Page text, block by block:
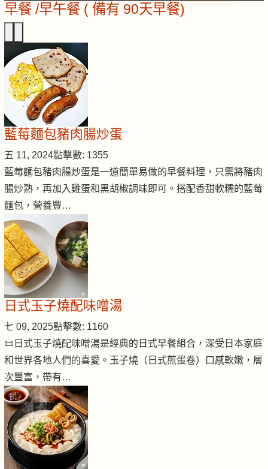
早餐 /早午餐 ( 備有 90天早餐)
藍莓麵包豬肉腸炒蛋
五 11, 2024點擊數: 1355
藍莓麵包豬肉腸炒蛋是一道簡單易做的早餐料理，只需將豬肉
腸炒熟，再加入雞蛋和黑胡椒調味即可。搭配香甜軟糯的藍莓
麵包，營養豐…
日式玉子燒配味噌湯
七 09, 2025點擊數: 1160
📜日式玉子燒配味噌湯是經典的日式早餐組合，深受日本家庭
和世界各地人們的喜愛。玉子燒（日式煎蛋卷）口感軟嫩，層
次豐富，帶有…